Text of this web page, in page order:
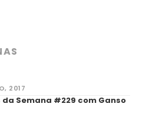
2017
Semana #229 com Ganso